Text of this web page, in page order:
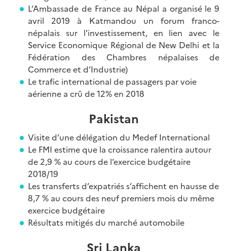
L’Ambassade de France au Népal a organisé le 9
avril 2019 à Katmandou un forum franco-
népalais sur l’investissement, en lien avec le
Service Economique Régional de New Delhi et la
Fédération des Chambres népalaises de
Commerce et d’Industrie)
Le trafic international de passagers par voie
aérienne a crû de 12% en 2018
Pakistan
Visite d’une délégation du Medef International
Le FMI estime que la croissance ralentira autour
de 2,9 % au cours de l’exercice budgétaire
2018/19
Les transferts d’expatriés s’affichent en hausse de
8,7 % au cours des neuf premiers mois du même
exercice budgétaire
Résultats mitigés du marché automobile
Sri Lanka